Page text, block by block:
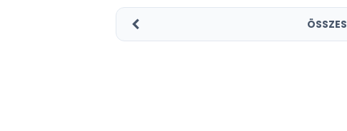
ÖSSZES